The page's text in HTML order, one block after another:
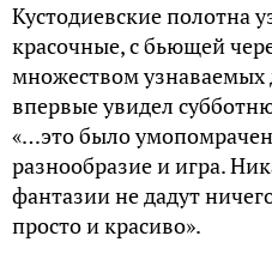
Кустодиевские полотна
красочные, с бьющей
множеством узнаваемых
впервые увидел
«…это было
разнообразие и игра.
фантазии не дадут
просто и красиво».